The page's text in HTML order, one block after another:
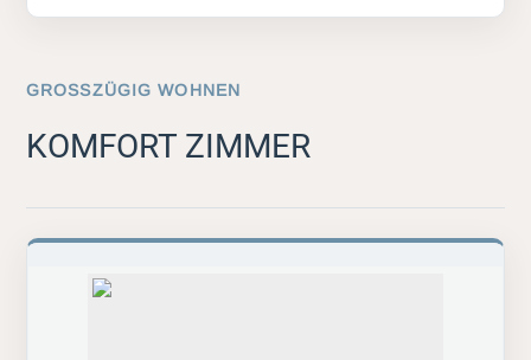
GROSSZÜGIG WOHNEN
KOMFORT ZIMMER